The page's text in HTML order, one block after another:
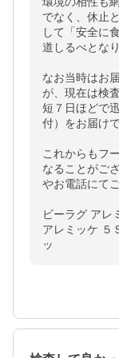
でなく、休止
して「安全に
道しるべとなり
なお当時はお
が、現在は検
短７日ほどで
付）をお届け
これからもフ
なることがご
やお電話にて
ビーラグ アレ
アレミッケ ５
ッ